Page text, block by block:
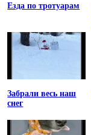
Езда по тротуарам
Забрали весь наш
снег